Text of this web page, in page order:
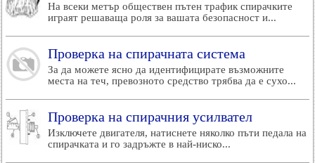
На всеки метър обществен пътен трафик спирачките
играят решаваща роля за вашата безопасност и...
Проверка на спирачната система
За да можете ясно да идентифицирате възможните
места на теч, превозното средство трябва да е сухо...
Проверка на спирачния усилвател
Изключете двигателя, натиснете няколко пъти педала на
спирачката и го задръжте в най-ниско...